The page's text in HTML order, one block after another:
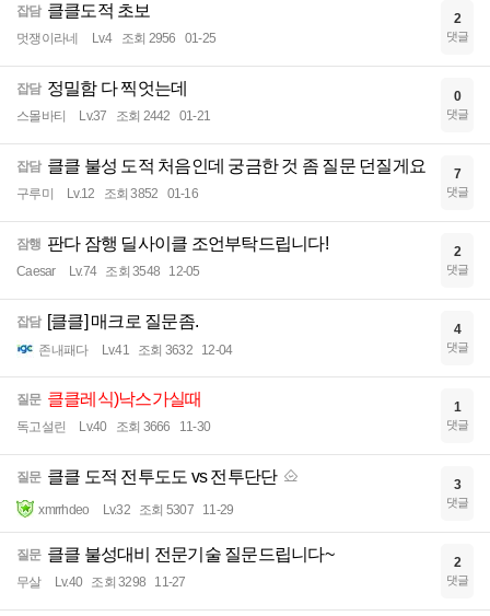
잡담 클클도적 초보
멋쟁이라네 Lv.4 조회 2956 01-25
2
댓글
잡담 정밀함 다 찍엇는데
스몰바티 Lv.37 조회 2442 01-21
0
댓글
잡담 클클 불성 도적 처음인데 궁금한 것 좀 질문 던질게요
구루미 Lv.12 조회 3852 01-16
7
댓글
잠행 판다 잠행 딜사이클 조언부탁드립니다!
Caesar Lv.74 조회 3548 12-05
2
댓글
잡담 [클클] 매크로 질문좀.
존내패다 Lv.41 조회 3632 12-04
4
댓글
질문 클클레식)낙스가실때
독고설린 Lv.40 조회 3666 11-30
1
댓글
질문 클클 도적 전투도도 vs 전투단단
xmrrhdeo Lv.32 조회 5307 11-29
3
댓글
질문 클클 불성대비 전문기술 질문드립니다~
무살 Lv.40 조회 3298 11-27
2
댓글